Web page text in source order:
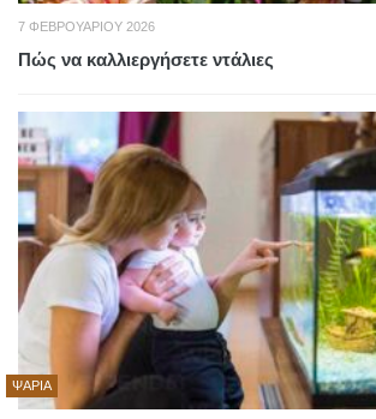
7 ΦΕΒΡΟΥΑΡΊΟΥ 2026
Πώς να καλλιεργήσετε ντάλιες
ΨΆΡΙΑ